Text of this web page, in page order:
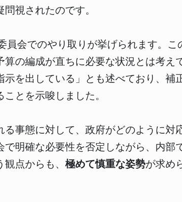
視されたのです。
会でのやり取りが挙げられます。
の編成が直ちに必要な状況とは考え
を出している」とも述べており、補
とを示唆しました。
事態に対して、政府がどのように
明確な必要性を否定しながら、内部
点からも、 極めて慎重な姿勢が求め